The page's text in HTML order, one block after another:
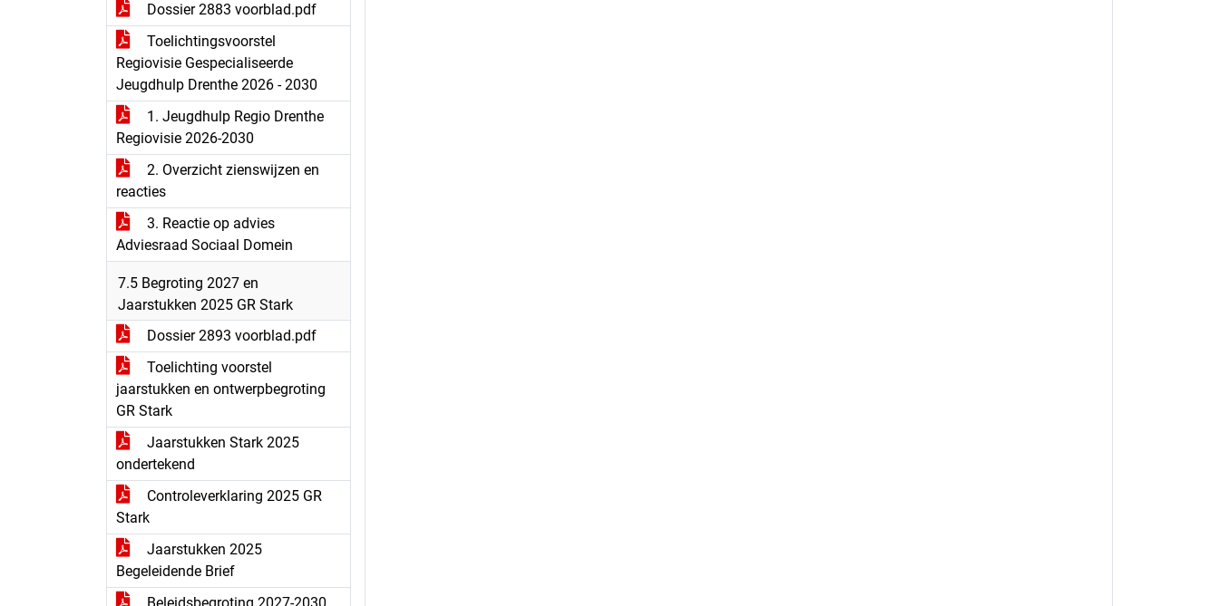
Dossier 2883 voorblad.pdf
Toelichtingsvoorstel
Regiovisie Gespecialiseerde
Jeugdhulp Drenthe 2026 - 2030
1. Jeugdhulp Regio Drenthe
Regiovisie 2026-2030
2. Overzicht zienswijzen en
reacties
3. Reactie op advies
Adviesraad Sociaal Domein
7.5 Begroting 2027 en
Jaarstukken 2025 GR Stark
Dossier 2893 voorblad.pdf
Toelichting voorstel
jaarstukken en ontwerpbegroting
GR Stark
Jaarstukken Stark 2025
ondertekend
Controleverklaring 2025 GR
Stark
Jaarstukken 2025
Begeleidende Brief